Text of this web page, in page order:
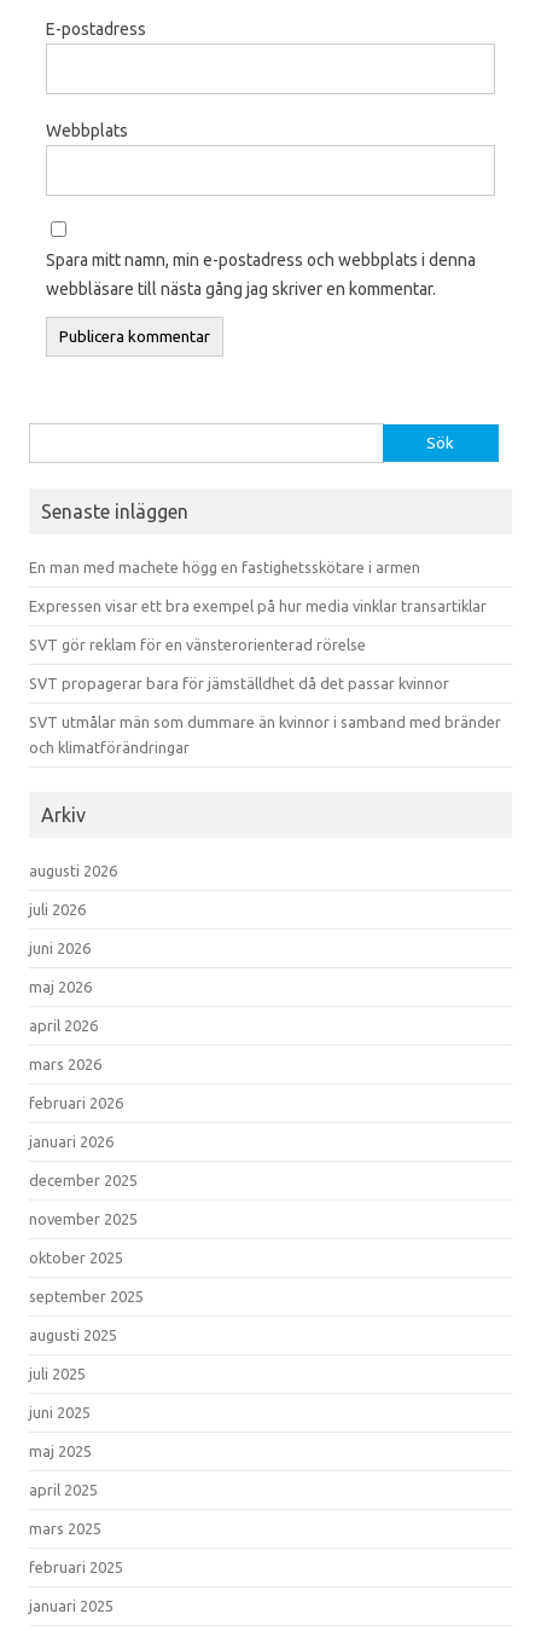
E-postadress
Webbplats
Spara mitt namn, min e-postadress och webbplats i denna
webbläsare till nästa gång jag skriver en kommentar.
Senaste inläggen
En man med machete högg en fastighetsskötare i armen
Expressen visar ett bra exempel på hur media vinklar transartiklar
SVT gör reklam för en vänsterorienterad rörelse
SVT propagerar bara för jämställdhet då det passar kvinnor
SVT utmålar män som dummare än kvinnor i samband med bränder
och klimatförändringar
Arkiv
augusti 2026
juli 2026
juni 2026
maj 2026
april 2026
mars 2026
februari 2026
januari 2026
december 2025
november 2025
oktober 2025
september 2025
augusti 2025
juli 2025
juni 2025
maj 2025
april 2025
mars 2025
februari 2025
januari 2025